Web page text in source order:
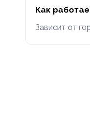
Как
Зависит от